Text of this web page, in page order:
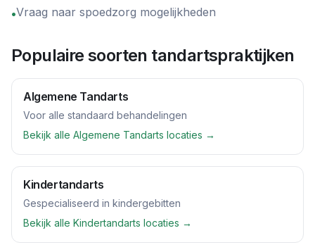
•Vraag naar spoedzorg mogelijkheden
Populaire soorten tandartspraktijken
Algemene Tandarts
Voor alle standaard behandelingen
Bekijk alle Algemene Tandarts locaties →
Kindertandarts
Gespecialiseerd in kindergebitten
Bekijk alle Kindertandarts locaties →